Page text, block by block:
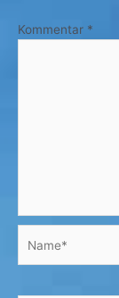
Kommentar *